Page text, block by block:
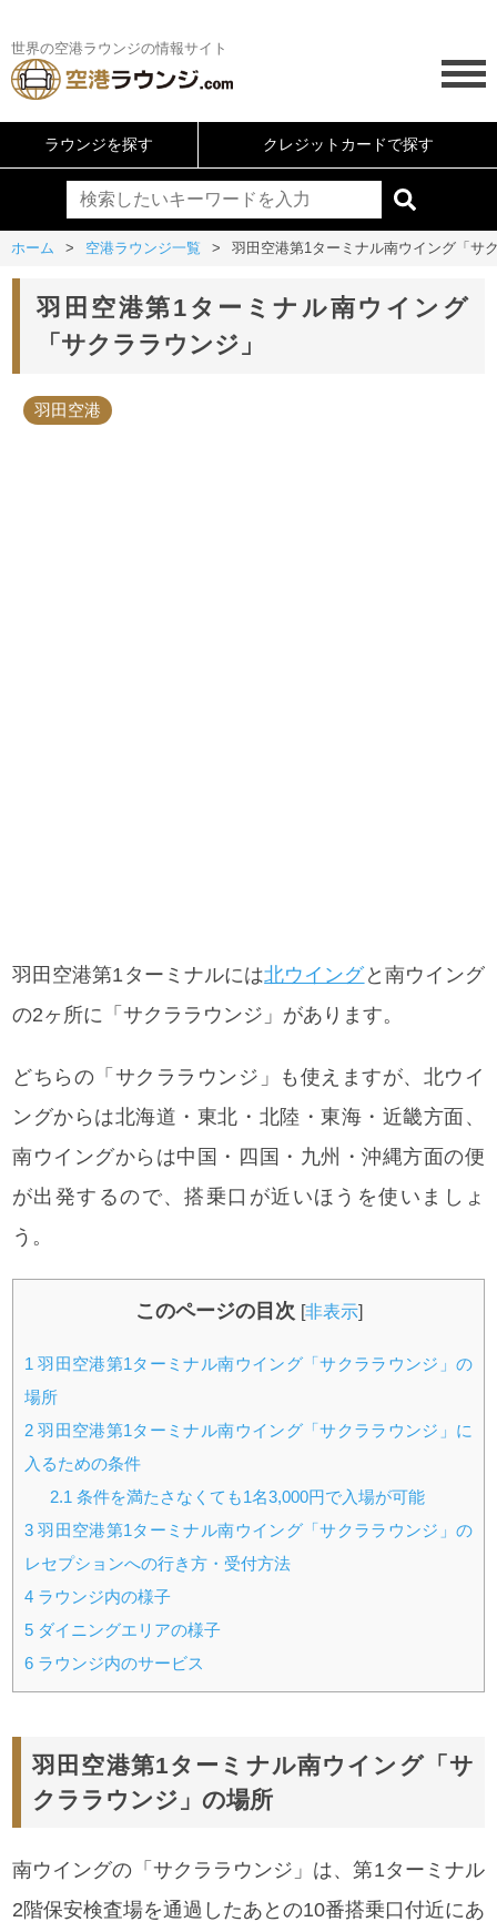
世界の空港ラウンジの情報サイト
ラウンジを探す クレジットカードで探す
ホーム 空港ラウンジ一覧 羽田空港第1ターミナル南ウイング「サ
羽田空港第1ターミナル南ウイング
「サクララウンジ」
羽田空港
羽田空港第1ターミナルには北ウイングと南ウイング
の2ヶ所に「サクララウンジ」があります。
どちらの「サクララウンジ」も使えますが、北ウイ
ングからは北海道・東北・北陸・東海・近畿方面、
南ウイングからは中国・四国・九州・沖縄方面の便
が出発するので、搭乗口が近いほうを使いましょ
う。
このページの目次 [非表示]
1 羽田空港第1ターミナル南ウイング「サクララウンジ」の
場所
2 羽田空港第1ターミナル南ウイング「サクララウンジ」に
入るための条件
2.1 条件を満たさなくても1名3,000円で入場が可能
3 羽田空港第1ターミナル南ウイング「サクララウンジ」の
レセプションへの行き方・受付方法
4 ラウンジ内の様子
5 ダイニングエリアの様子
6 ラウンジ内のサービス
羽田空港第1ターミナル南ウイング「サ
クララウンジ」の場所
南ウイングの「サクララウンジ」は、第1ターミナル
2階保安検査場を通過したあとの10番搭乗口付近にあ